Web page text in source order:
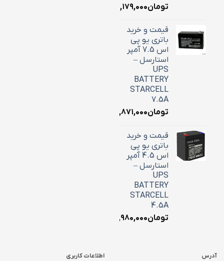
تومان۳,۱۷۹,۰۰۰
قیمت و خرید
باتری یو پی
اس 7.5 آمپر
استارسل –
UPS
BATTERY
STARCELL
7.5A
تومان۲,۸۷۱,۰۰۰
قیمت و خرید
باتری یو پی
اس 4.5 آمپر
استارسل –
UPS
BATTERY
STARCELL
4.5A
تومان۱,۹۸۰,۰۰۰
آدرس اطلاعات کاربری